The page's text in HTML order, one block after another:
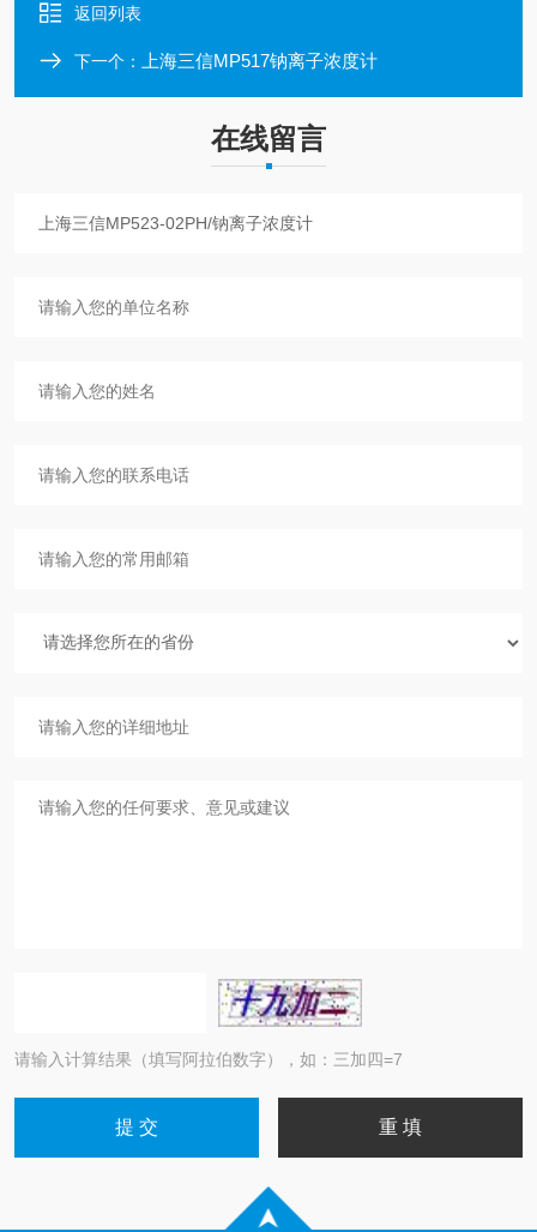
返回列表
下一个： 上海三信MP517钠离子浓度计
在线留言
请输入计算结果（填写阿拉伯数字），如：三加四=7